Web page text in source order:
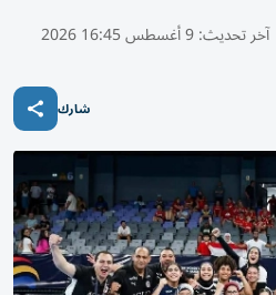
آخر تحديث:9 أغسطس 16:45 2026
شارك